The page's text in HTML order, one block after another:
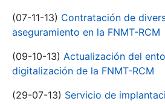
(07-11-13) Contratación de
aseguramiento en la FNMT-RCM
(09-10-13) Actualización del
digitalización de la FNMT-RCM
(29-07-13) Servicio de